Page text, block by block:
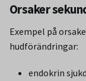
Orsaker
Exempel på
hudförändringar:
endokrin